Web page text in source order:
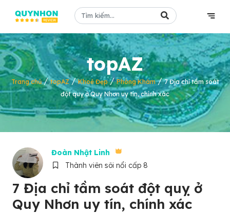
topAZ
Trang chủ/topAZ/Khoẻ Đẹp/Phòng Khám/7 Địa chỉ tầm soát
đột quỵ ở Quy Nhơn uy tín, chính xác
Đoàn Nhật Linh
Thành viên sôi nổi cấp 8
7 Địa chỉ tầm soát đột quỵ ở
Quy Nhơn uy tín, chính xác